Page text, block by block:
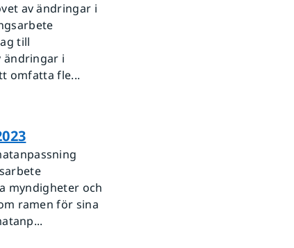
av ändringar i
till
ändringar i
omfatta fle...
myndigheter och
ramen för sina